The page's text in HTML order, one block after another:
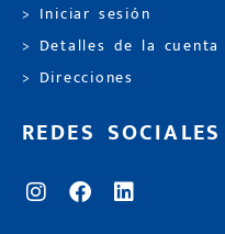
> Iniciar sesión
> Detalles de la cuenta
> Direcciones
REDES SOCIALES